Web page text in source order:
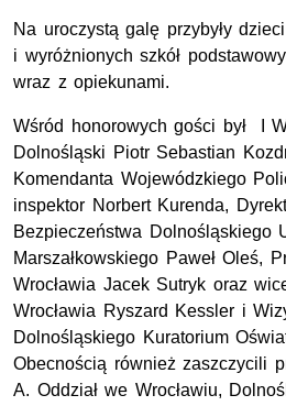
Na uroczystą galę przybyły
i wyróżnionych szkół
wraz z opiekunami.
Wśród honorowych gości był I
Dolnośląski Piotr Sebastian
Komendanta Wojewódzkiego
inspektor Norbert Kurenda,
Bezpieczeństwa Dolnośląskiego
Marszałkowskiego Paweł Oleś,
Wrocławia Jacek Sutryk oraz
Wrocławia Ryszard Kessler i
Dolnośląskiego Kuratorium
Obecnością również zaszczycili
A. Oddział we Wrocławiu,